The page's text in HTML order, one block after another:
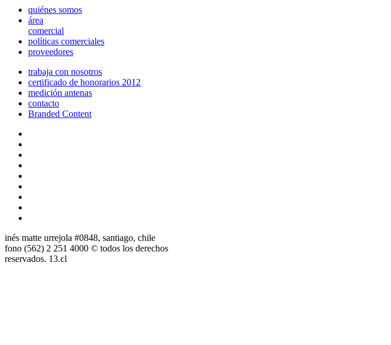
quiénes somos
área
comercial
políticas comerciales
proveedores
trabaja con nosotros
certificado de honorarios 2012
medición antenas
contacto
Branded Content
inés matte urrejola #0848, santiago, chile
fono (562) 2 251 4000 © todos los derechos
reservados. 13.cl